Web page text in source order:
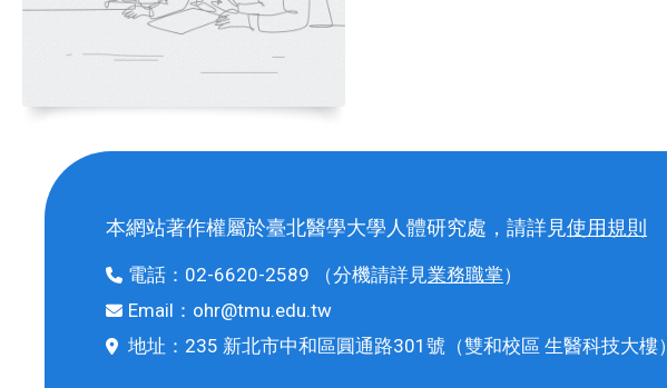
本網站著作權屬於臺北醫學大學人體研究處，請詳見使用規則
電話： 02-6620-2589 （分機請詳見業務職掌）
Email： ohr@tmu.edu.tw
地址： 235 新北市中和區圓通路301號 （雙和校區 生醫科技大樓）